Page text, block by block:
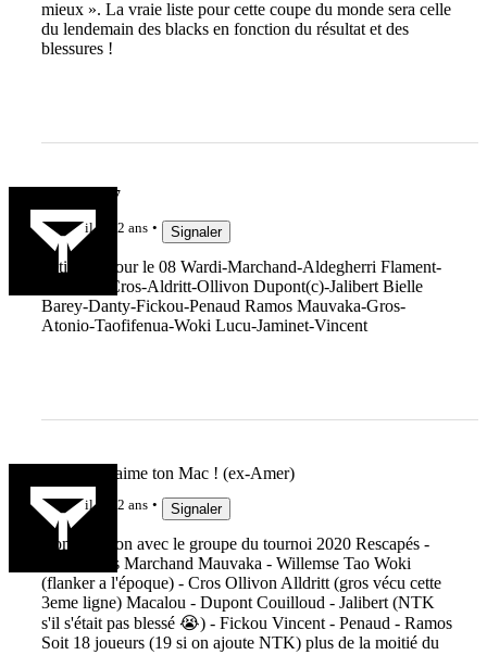
mieux ». La vraie liste pour cette coupe du monde sera celle
du lendemain des blacks en fonction du résultat et des
blessures !
fredo69007
il y a 2 ans Signaler
Petit pari pour le 08 Wardi-Marchand-Aldegherri Flament-
Willemse Cros-Aldritt-Ollivon Dupont(c)-Jalibert Bielle
Barey-Danty-Fickou-Penaud Ramos Mauvaka-Gros-
Atonio-Taofifenua-Woki Lucu-Jaminet-Vincent
Rho, mais aime ton Mac ! (ex-Amer)
il y a 2 ans Signaler
Comparaison avec le groupe du tournoi 2020 Rescapés -
Baille Gros Marchand Mauvaka - Willemse Tao Woki
(flanker a l'époque) - Cros Ollivon Alldritt (gros vécu cette
3eme ligne) Macalou - Dupont Couilloud - Jalibert (NTK
s'il s'était pas blessé 😭) - Fickou Vincent - Penaud - Ramos
Soit 18 joueurs (19 si on ajoute NTK) plus de la moitié du